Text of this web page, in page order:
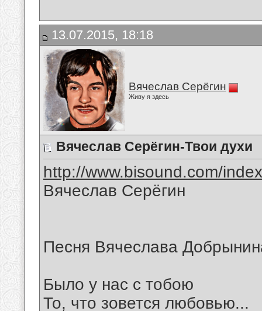
13.07.2015, 18:18
Вячеслав Серёгин
Живу я здесь
Вячеслав Серёгин-Твои духи
http://www.bisound.com/
Вячеслав Серёгин
Песня Вячеслава
Было у нас с тобою
То, что зовется любовью...